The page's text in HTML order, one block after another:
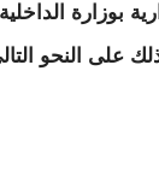
بوزارة
على النحو